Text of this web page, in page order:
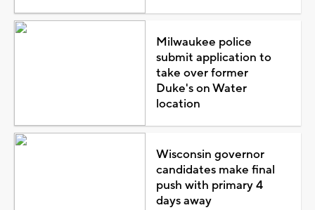
Milwaukee police
submit application to
take over former
Duke's on Water
location
Wisconsin governor
candidates make final
push with primary 4
days away